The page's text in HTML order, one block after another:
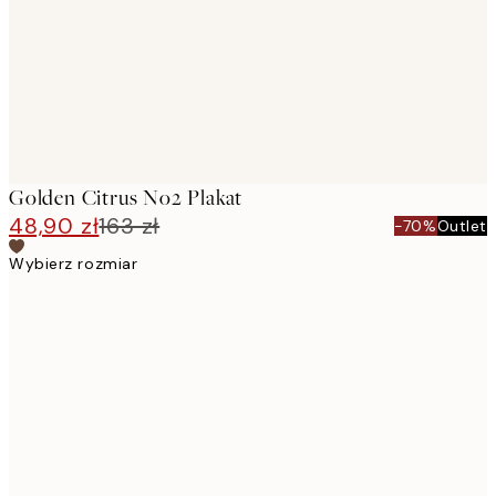
Golden Citrus No2 Plakat
48,90 zł163 zł -70%Outlet
Wybierz rozmiar